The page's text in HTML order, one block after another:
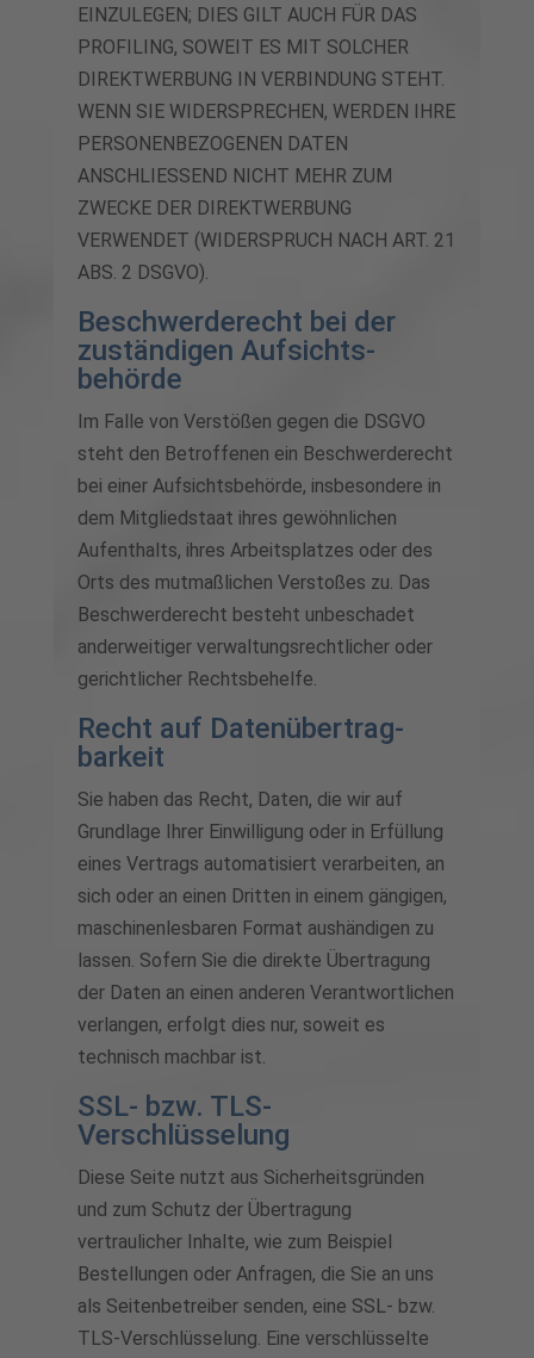
EINZULEGEN; DIES GILT AUCH FÜR DAS
PROFILING, SOWEIT ES MIT SOLCHER
DIREKTWERBUNG IN VERBINDUNG STEHT.
WENN SIE WIDERSPRECHEN, WERDEN IHRE
PERSONENBEZOGENEN DATEN
ANSCHLIESSEND NICHT MEHR ZUM
ZWECKE DER DIREKTWERBUNG
VERWENDET (WIDERSPRUCH NACH ART. 21
ABS. 2 DSGVO).
Beschwerde­recht bei der
zuständigen Aufsichts­
behörde
Im Falle von Verstößen gegen die DSGVO
steht den Betroffenen ein Beschwerderecht
bei einer Aufsichtsbehörde, insbesondere in
dem Mitgliedstaat ihres gewöhnlichen
Aufenthalts, ihres Arbeitsplatzes oder des
Orts des mutmaßlichen Verstoßes zu. Das
Beschwerderecht besteht unbeschadet
anderweitiger verwaltungsrechtlicher oder
gerichtlicher Rechtsbehelfe.
Recht auf Daten­übertrag­
barkeit
Sie haben das Recht, Daten, die wir auf
Grundlage Ihrer Einwilligung oder in Erfüllung
eines Vertrags automatisiert verarbeiten, an
sich oder an einen Dritten in einem gängigen,
maschinenlesbaren Format aushändigen zu
lassen. Sofern Sie die direkte Übertragung
der Daten an einen anderen Verantwortlichen
verlangen, erfolgt dies nur, soweit es
technisch machbar ist.
SSL- bzw. TLS-
Verschlüsselung
Diese Seite nutzt aus Sicherheitsgründen
und zum Schutz der Übertragung
vertraulicher Inhalte, wie zum Beispiel
Bestellungen oder Anfragen, die Sie an uns
als Seitenbetreiber senden, eine SSL- bzw.
TLS-Verschlüsselung. Eine verschlüsselte